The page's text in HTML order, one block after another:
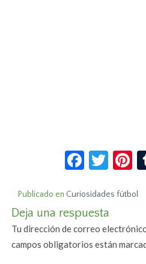
Publicado en Curiosidades fútbol
Deja una respuesta
Tu dirección de correo
campos obligatorios están